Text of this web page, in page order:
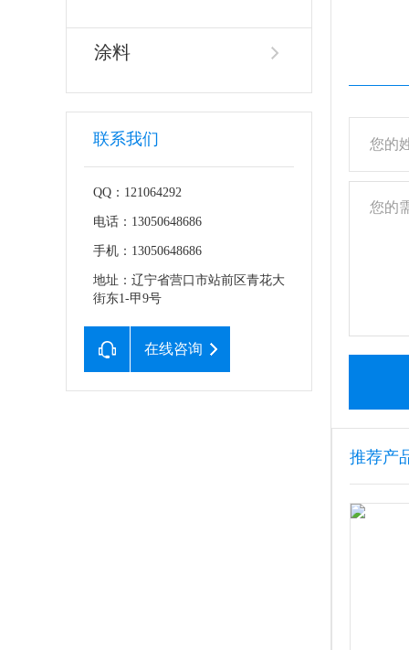
涂料
联系我们
QQ：121064292
电话：13050648686
手机：13050648686
地址：辽宁省营口市站前区青花大
街东1-甲9号
在线咨询
推荐产